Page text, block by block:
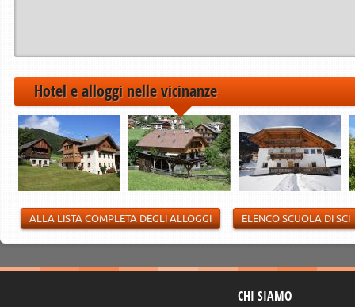
Hotel e alloggi nelle vicinanze
ALLA LISTA COMPLETA DEGLI ALLOGGI ELENCO SCUOLA DI SCI
CHI SIAMO